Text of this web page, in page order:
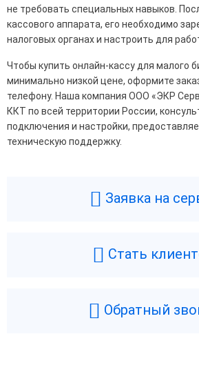
не требовать специальных навыков.
кассового аппарата, его необходимо
налоговых органах и настроить для
Чтобы купить онлайн-кассу для малого
минимально низкой цене, оформите
телефону. Наша компания ООО «ЭКР
ККТ по всей территории России,
подключения и настройки,
техническую поддержку.
Заявка на
Стать
Обратный